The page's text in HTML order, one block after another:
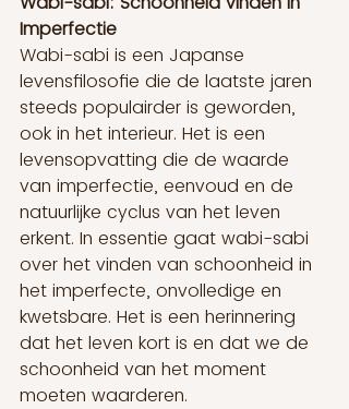
Imperfectie
Wabi-sabi is een Japanse
levensfilosofie die de laatste jaren
steeds populairder is geworden,
ook in het interieur. Het is een
levensopvatting die de waarde
van imperfectie, eenvoud en de
natuurlijke cyclus van het leven
erkent. In essentie gaat wabi-sabi
over het vinden van schoonheid in
het imperfecte, onvolledige en
kwetsbare. Het is een herinnering
dat het leven kort is en dat we de
schoonheid van het moment
moeten waarderen.